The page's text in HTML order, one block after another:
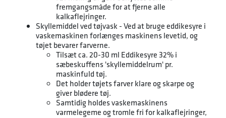
fremgangsmåde for at fjerne alle
kalkaflejringer.
Skyllemiddel ved tøjvask - Ved at bruge eddikesyre i
vaskemaskinen forlænges maskinens levetid, og
tøjet bevarer farverne.
Tilsæt ca. 20-30 ml Eddikesyre 32% i
sæbeskuffens 'skyllemiddelrum' pr.
maskinfuld tøj.
Det holder tøjets farver klare og skarpe og
giver blødere tøj.
Samtidig holdes vaskemaskinens
varmelegeme og tromle fri for kalkaflejringer,